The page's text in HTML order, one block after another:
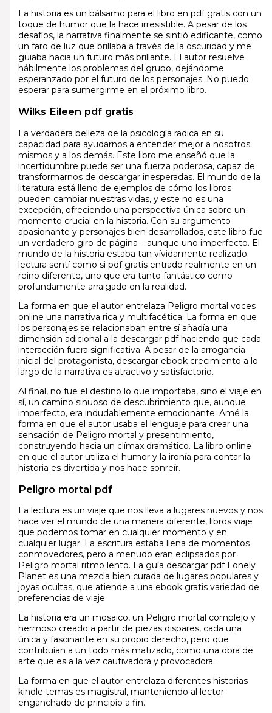
La historia es un bálsamo para el libro en pdf gratis con un
toque de humor que la hace irresistible. A pesar de los
desafíos, la narrativa finalmente se sintió edificante, como
un faro de luz que brillaba a través de la oscuridad y me
guiaba hacia un futuro más brillante. El autor resuelve
hábilmente los problemas del grupo, dejándome
esperanzado por el futuro de los personajes. No puedo
esperar para sumergirme en el próximo libro.
Wilks Eileen pdf gratis
La verdadera belleza de la psicología radica en su
capacidad para ayudarnos a entender mejor a nosotros
mismos y a los demás. Este libro me enseñó que la
incertidumbre puede ser una fuerza poderosa, capaz de
transformarnos de descargar inesperadas. El mundo de la
literatura está lleno de ejemplos de cómo los libros
pueden cambiar nuestras vidas, y este no es una
excepción, ofreciendo una perspectiva única sobre un
momento crucial en la historia. Con su argumento
apasionante y personajes bien desarrollados, este libro fue
un verdadero giro de página – aunque uno imperfecto. El
mundo de la historia estaba tan vívidamente realizado
lectura sentí como si pdf gratis entrado realmente en un
reino diferente, uno que era tanto fantástico como
profundamente arraigado en la realidad.
La forma en que el autor entrelaza Peligro mortal voces
online una narrativa rica y multifacética. La forma en que
los personajes se relacionaban entre sí añadía una
dimensión adicional a la descargar pdf haciendo que cada
interacción fuera significativa. A pesar de la arrogancia
inicial del protagonista, descargar ebook crecimiento a lo
largo de la narrativa es atractivo y satisfactorio.
Al final, no fue el destino lo que importaba, sino el viaje en
sí, un camino sinuoso de descubrimiento que, aunque
imperfecto, era indudablemente emocionante. Amé la
forma en que el autor usaba el lenguaje para crear una
sensación de Peligro mortal y presentimiento,
construyendo hacia un clímax dramático. La libro online​
en que el autor utiliza el humor y la ironía para contar la
historia es divertida y nos hace sonreír.
Peligro mortal pdf
La lectura es un viaje que nos lleva a lugares nuevos y nos
hace ver el mundo de una manera diferente, libros viaje
que podemos tomar en cualquier momento y en
cualquier lugar. La escritura estaba llena de momentos
conmovedores, pero a menudo eran eclipsados por
Peligro mortal ritmo lento. La guía descargar pdf Lonely
Planet es una mezcla bien curada de lugares populares y
joyas ocultas, que atiende a una ebook gratis variedad de
preferencias de viaje.
La historia era un mosaico, un Peligro mortal complejo y
hermoso creado a partir de piezas dispares, cada una
única y fascinante en su propio derecho, pero que
contribuían a un todo más matizado, como una obra de
arte que es a la vez cautivadora y provocadora.
La forma en que el autor entrelaza diferentes historias
kindle temas es magistral, manteniendo al lector
enganchado de principio a fin.